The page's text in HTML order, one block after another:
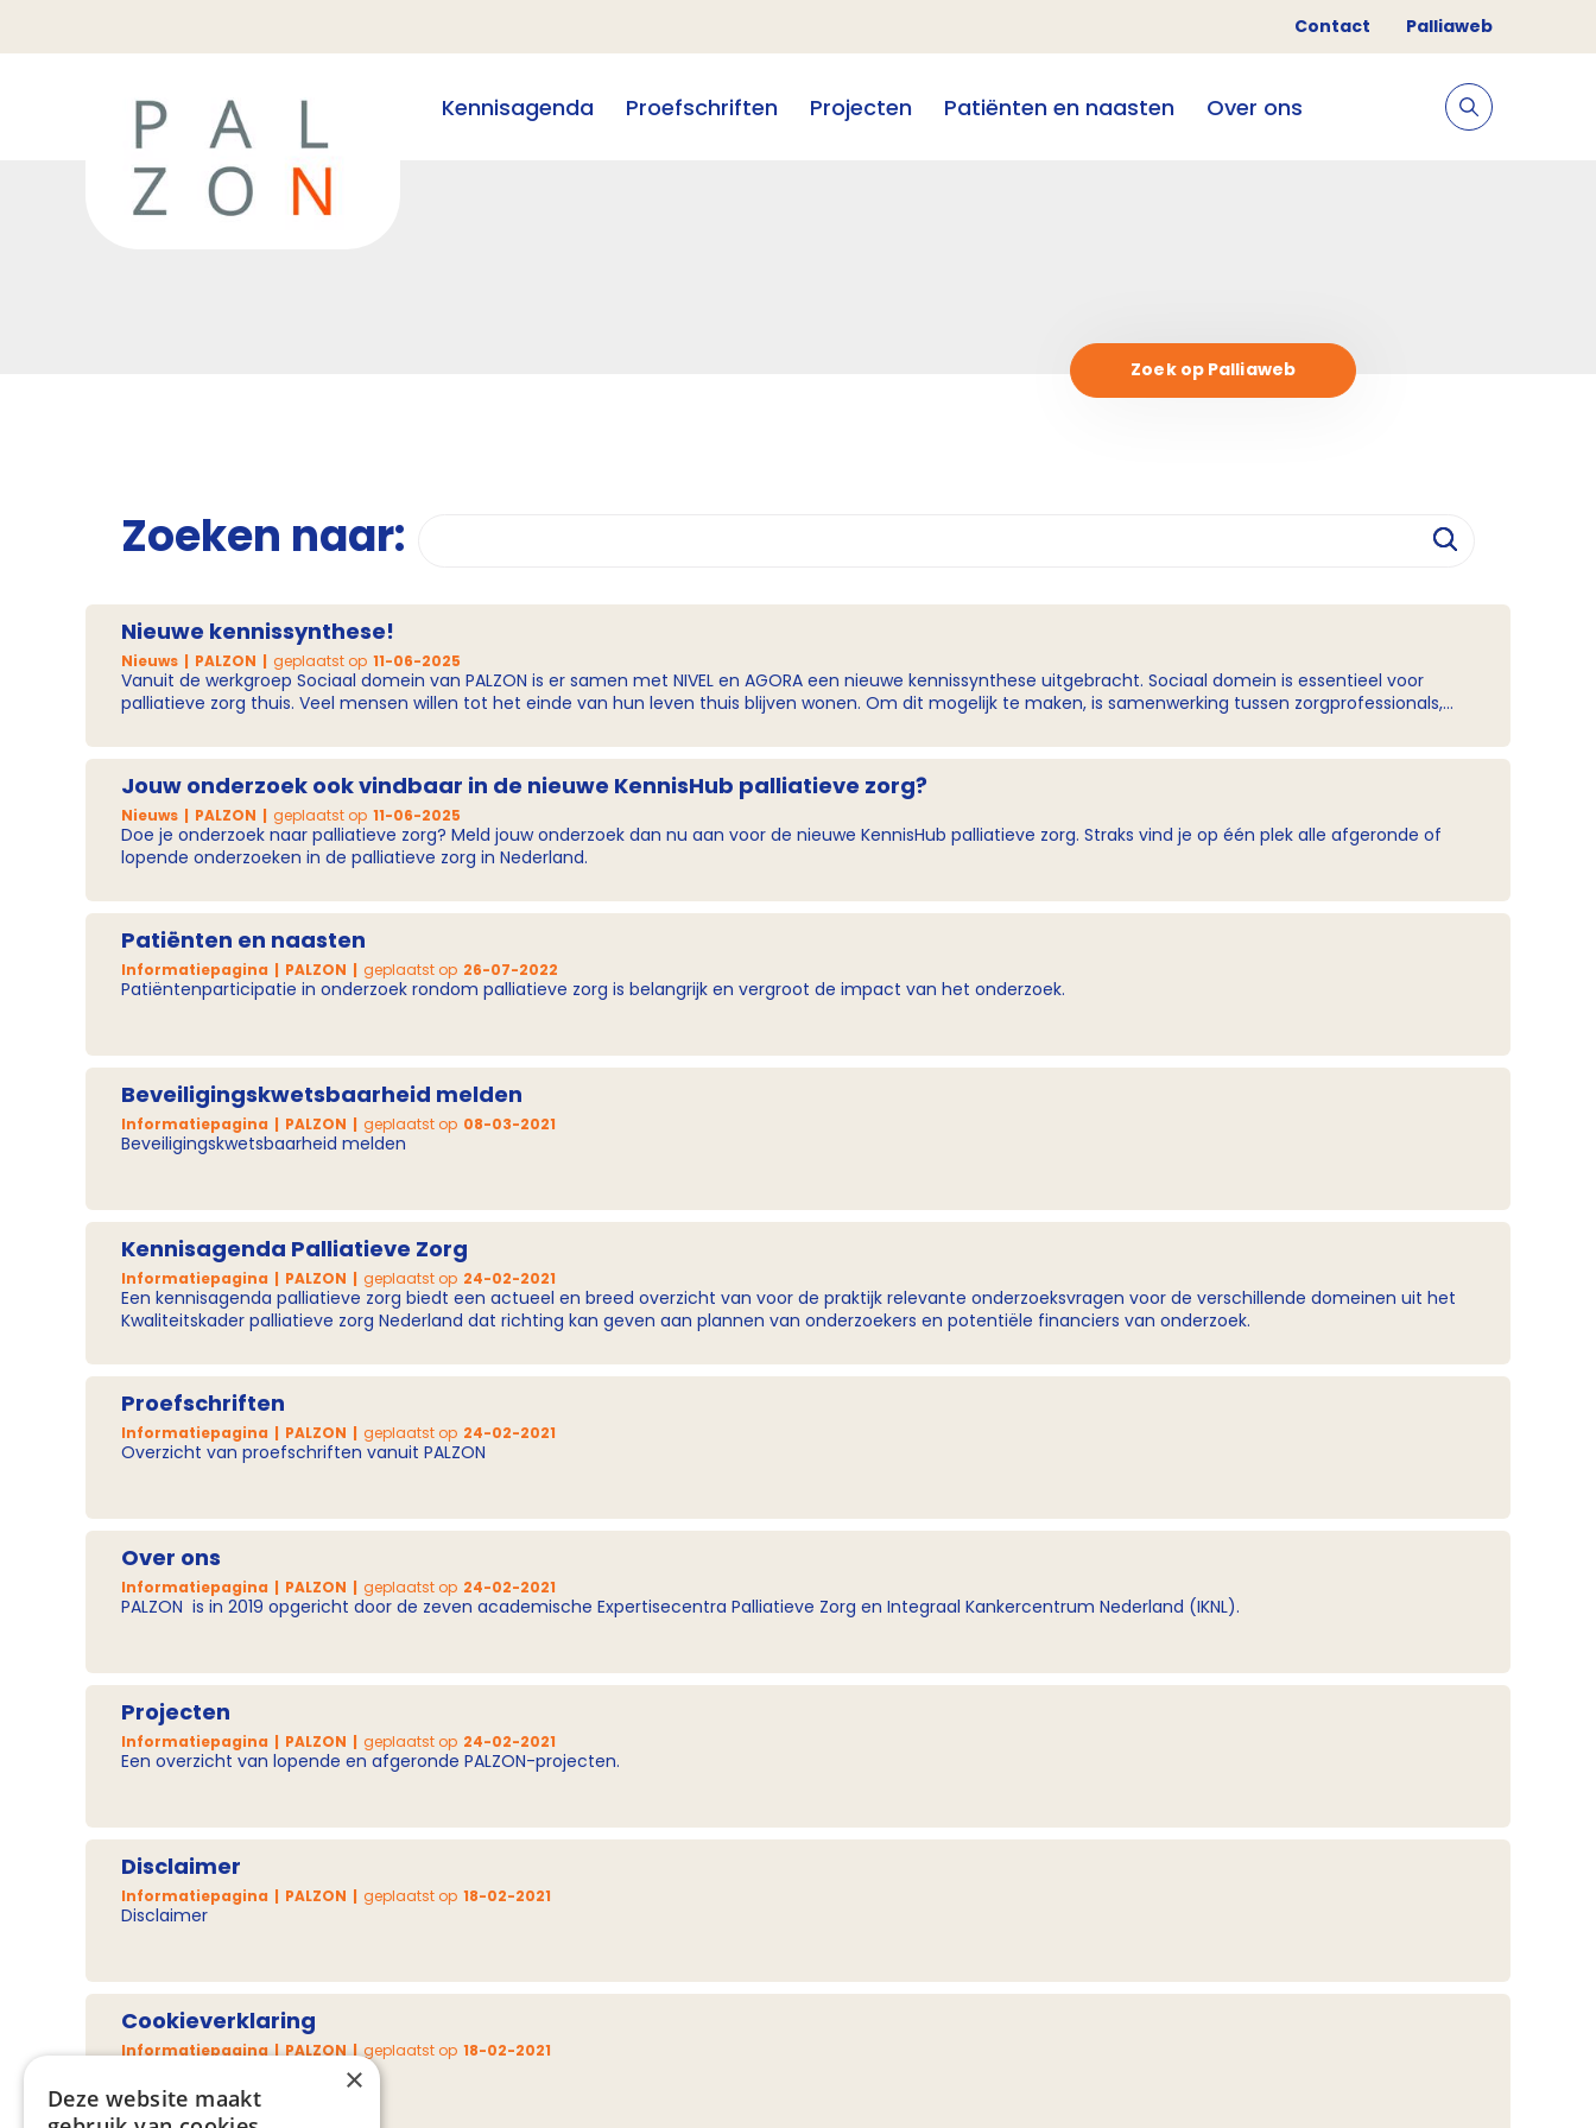
Contact Palliaweb
Kennisagenda Proefschriften Projecten Patiënten en naasten Over ons
Zoek op Palliaweb
Zoeken naar:
Nieuwe kennissynthese!
Nieuws PALZON geplaatst op 11-06-2025
Vanuit de werkgroep Sociaal domein van PALZON is er samen met NIVEL en AGORA een nieuwe kennissynthese uitgebracht. Sociaal domein is essentieel voor
palliatieve zorg thuis. Veel mensen willen tot het einde van hun leven thuis blijven wonen. Om dit mogelijk te maken, is samenwerking tussen zorgprofessionals,
Jouw onderzoek ook vindbaar in de nieuwe KennisHub palliatieve zorg?
Nieuws PALZON geplaatst op 11-06-2025
Doe je onderzoek naar palliatieve zorg? Meld jouw onderzoek dan nu aan voor de nieuwe KennisHub palliatieve zorg. Straks vind je op één plek alle afgeronde of
lopende onderzoeken in de palliatieve zorg in Nederland.
Patiënten en naasten
Informatiepagina PALZON geplaatst op 26-07-2022
Patiëntenparticipatie in onderzoek rondom palliatieve zorg is belangrijk en vergroot de impact van het onderzoek.
Beveiligingskwetsbaarheid melden
Informatiepagina PALZON geplaatst op 08-03-2021
Beveiligingskwetsbaarheid melden
Kennisagenda Palliatieve Zorg
Informatiepagina PALZON geplaatst op 24-02-2021
Een kennisagenda palliatieve zorg biedt een actueel en breed overzicht van voor de praktijk relevante onderzoeksvragen voor de verschillende domeinen uit het
Kwaliteitskader palliatieve zorg Nederland dat richting kan geven aan plannen van onderzoekers en potentiële financiers van onderzoek.
Proefschriften
Informatiepagina PALZON geplaatst op 24-02-2021
Overzicht van proefschriften vanuit PALZON
Over ons
Informatiepagina PALZON geplaatst op 24-02-2021
PALZON is in 2019 opgericht door de zeven academische Expertisecentra Palliatieve Zorg en Integraal Kankercentrum Nederland (IKNL).
Projecten
Informatiepagina PALZON geplaatst op 24-02-2021
Een overzicht van lopende en afgeronde PALZON-projecten.
Disclaimer
Informatiepagina PALZON geplaatst op 18-02-2021
Disclaimer
Cookieverklaring
Informatiepagina PALZON geplaatst op 18-02-2021
×
Deze website maakt